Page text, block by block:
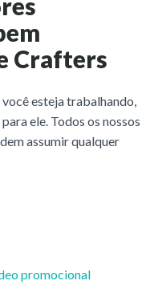
Crafters
esteja trabalhando,
ele. Todos os nossos
assumir qualquer
promocional